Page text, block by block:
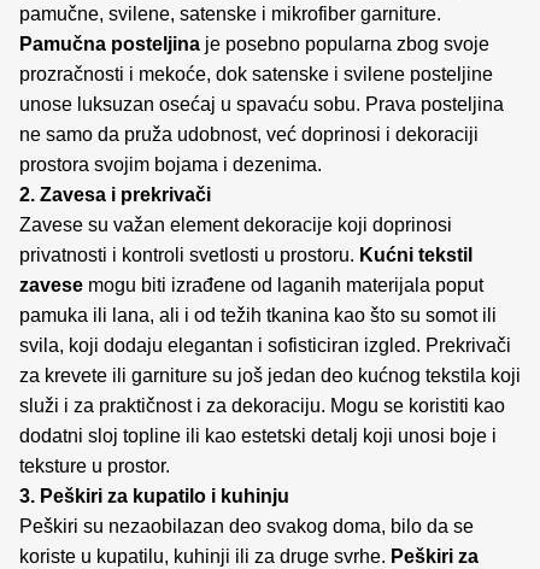
pamučne, svilene, satenske i mikrofiber garniture.
Pamučna posteljina je posebno popularna zbog svoje
prozračnosti i mekoće, dok satenske i svilene posteljine
unose luksuzan osećaj u spavaću sobu. Prava posteljina
ne samo da pruža udobnost, već doprinosi i dekoraciji
prostora svojim bojama i dezenima.
2. Zavesa i prekrivači
Zavese su važan element dekoracije koji doprinosi
privatnosti i kontroli svetlosti u prostoru. Kućni tekstil
zavese mogu biti izrađene od laganih materijala poput
pamuka ili lana, ali i od težih tkanina kao što su somot ili
svila, koji dodaju elegantan i sofisticiran izgled. Prekrivači
za krevete ili garniture su još jedan deo kućnog tekstila koji
služi i za praktičnost i za dekoraciju. Mogu se koristiti kao
dodatni sloj topline ili kao estetski detalj koji unosi boje i
teksture u prostor.
3. Peškiri za kupatilo i kuhinju
Peškiri su nezaobilazan deo svakog doma, bilo da se
koriste u kupatilu, kuhinji ili za druge svrhe. Peškiri za